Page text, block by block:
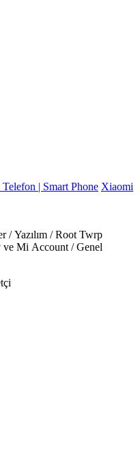
Telefon | Smart Phone Xiaomi
/ Yazılım / Root Twrp
ve Mi Account / Genel